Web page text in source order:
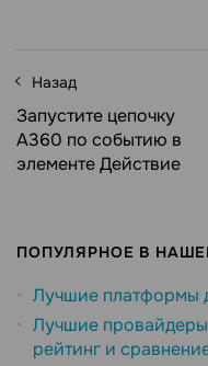
Назад
Запустите цепочку
A360 по событию в
элементе Действие
ПОПУЛЯРНОЕ В
Лучшие платформы
Лучшие
рейтинг и